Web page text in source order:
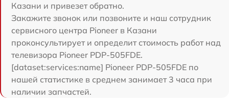
Казани и привезет обратно.
Закажите звонок или позвоните и наш сотрудник
сервисного центра Pioneer в Казани
проконсультирует и определит стоимость работ над
телевизора Pioneer PDP-505FDE.
[dataset:services:name] Pioneer PDP-505FDE по
нашей статистике в среднем занимает 3 часа при
наличии запчастей.